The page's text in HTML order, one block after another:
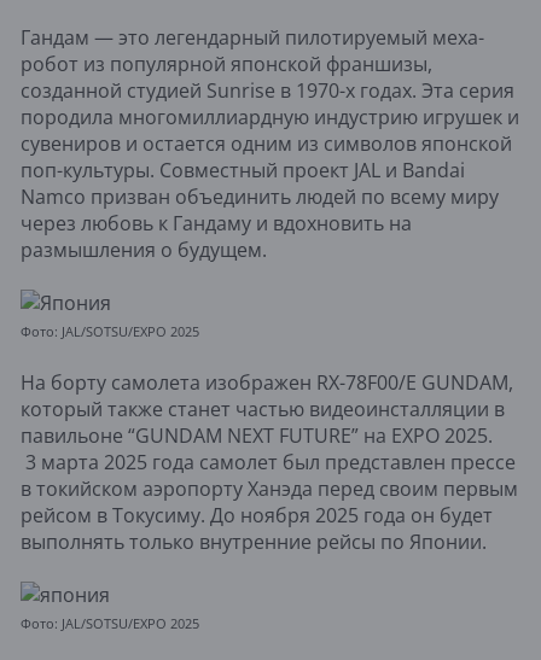
Гандам — это легендарный пилотируемый меха-
робот из популярной японской франшизы,
созданной студией Sunrise в 1970-х годах. Эта серия
породила многомиллиардную индустрию игрушек и
сувениров и остается одним из символов японской
поп-культуры. Совместный проект JAL и Bandai
Namco призван объединить людей по всему миру
через любовь к Гандаму и вдохновить на
размышления о будущем.
Фото: JAL/SOTSU/EXPO 2025
На борту самолета изображен RX-78F00/E GUNDAM,
который также станет частью видеоинсталляции в
павильоне “GUNDAM NEXT FUTURE” на EXPO 2025.
3 марта 2025 года самолет был представлен прессе
в токийском аэропорту Ханэда перед своим первым
рейсом в Токусиму. До ноября 2025 года он будет
выполнять только внутренние рейсы по Японии.
Фото: JAL/SOTSU/EXPO 2025